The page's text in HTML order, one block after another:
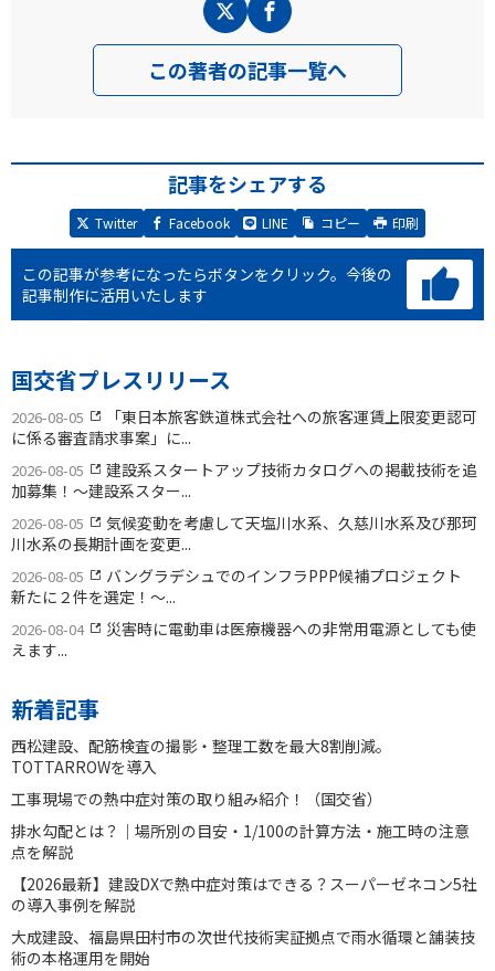
この著者の記事一覧へ
記事をシェアする
Twitter Facebook LINE コピー 印刷
この記事が参考になったらボタンをクリック。 今後の
記事制作に活用いたします
国交省プレスリリース
2026-08-05
「東日本旅客鉄道株式会社への旅客運賃上限変更認可
に係る審査請求事案」に...
2026-08-05
建設系スタートアップ技術カタログへの掲載技術を追
加募集！〜建設系スター...
2026-08-05
気候変動を考慮して天塩川水系、久慈川水系及び那珂
川水系の長期計画を変更...
2026-08-05
バングラデシュでのインフラPPP候補プロジェクト
新たに２件を選定！〜...
2026-08-04
災害時に電動車は医療機器への非常用電源としても使
えます...
新着記事
西松建設、配筋検査の撮影・整理工数を最大8割削減。
TOTTARROWを導入
工事現場での熱中症対策の取り組み紹介！（国交省）
排水勾配とは？｜場所別の目安・1/100の計算方法・施工時の注意
点を解説
【2026最新】建設DXで熱中症対策はできる？スーパーゼネコン5社
の導入事例を解説
大成建設、福島県田村市の次世代技術実証拠点で雨水循環と舗装技
術の本格運用を開始